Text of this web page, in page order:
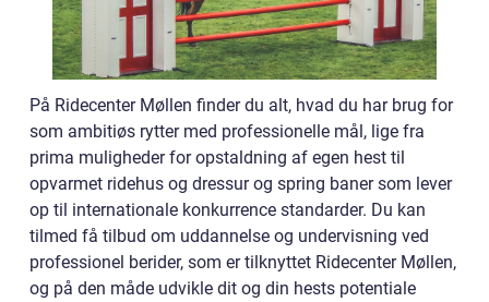
På Ridecenter Møllen finder du alt, hvad du har brug for
som ambitiøs rytter med professionelle mål, lige fra
prima muligheder for opstaldning af egen hest til
opvarmet ridehus og dressur og spring baner som lever
op til internationale konkurrence standarder. Du kan
tilmed få tilbud om uddannelse og undervisning ved
professionel berider, som er tilknyttet Ridecenter Møllen,
og på den måde udvikle dit og din hests potentiale